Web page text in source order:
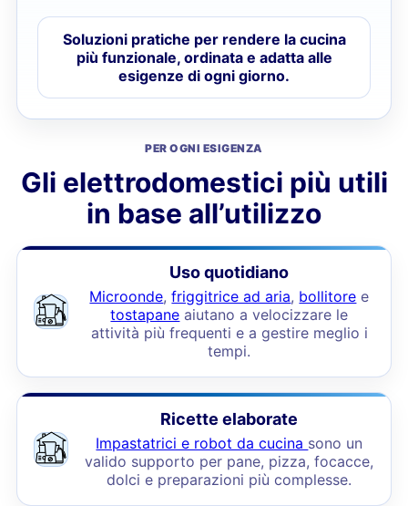
Soluzioni pratiche per rendere la cucina
più funzionale, ordinata e adatta alle
esigenze di ogni giorno.
PER OGNI ESIGENZA
Gli elettrodomestici più utili
in base all’utilizzo
Uso quotidiano
Microonde,friggitrice ad aria, bollitore e
tostapane aiutano a velocizzare le
attività più frequenti e a gestire meglio i
tempi.
Ricette elaborate
Impastatrici e robot da cucina sono un
valido supporto per pane, pizza, focacce,
dolci e preparazioni più complesse.